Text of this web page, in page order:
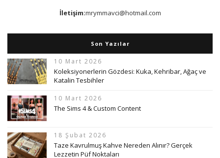
İletişim:mrymmavci@hotmail.com
Son Yazılar
10 Mart 2026
Koleksiyonerlerin Gözdesi: Kuka, Kehribar, Ağaç ve
Katalin Tesbihler
10 Mart 2026
The Sims 4 & Custom Content
18 Şubat 2026
Taze Kavrulmuş Kahve Nereden Alınır? Gerçek
Lezzetin Püf Noktaları